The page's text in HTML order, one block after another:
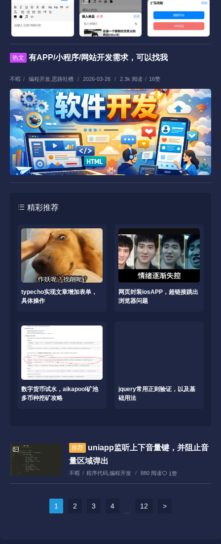
热文 有APP/小程序/网站开发需求，可以找我
不暇 / 编程开发 思路吐槽 / 2026-03-26 / 2.3k 阅读 / 16赞
精彩推荐
typecho实现文章增加表单，
具体操作
网页封装iosAPP，超链接跳出
浏览器问题
数字货币试水，aikapool矿池
多币种挖矿攻略
jquery常用正则验证，以及基
础用法
推荐
uniapp监听上下音量键，并阻止音
量区域弹出
不暇 / 程序代码 编程开发 / 880 阅读 1赞
1 2 3 4 12 >